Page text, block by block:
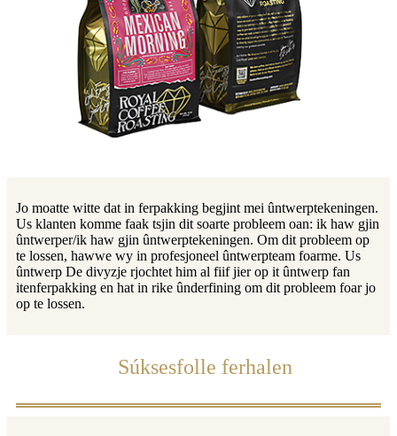
Jo moatte witte dat in ferpakking begjint mei ûntwerptekeningen.
Us klanten komme faak tsjin dit soarte probleem oan: ik haw gjin
ûntwerper/ik haw gjin ûntwerptekeningen. Om dit probleem op
te lossen, hawwe wy in profesjoneel ûntwerpteam foarme. Us
ûntwerp De divyzje rjochtet him al fiif jier op it ûntwerp fan
itenferpakking en hat in rike ûnderfining om dit probleem foar jo
op te lossen.
Súksesfolle ferhalen